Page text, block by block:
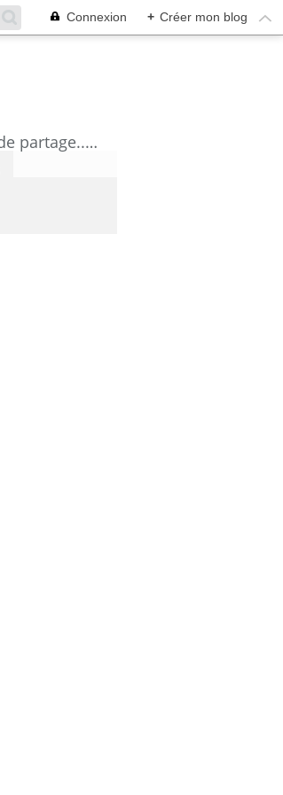
Connexion + Créer mon blog
découvrez mes aquarelles, mes tutoriels, mes coups de coeur lecture et artistes et autres envies de partage....Céline Castaingt-T.